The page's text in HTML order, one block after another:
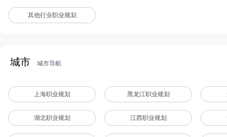
其他行业职业规划
城市 城市导航
上海职业规划 黑龙江职业规划
湖北职业规划 江西职业规划